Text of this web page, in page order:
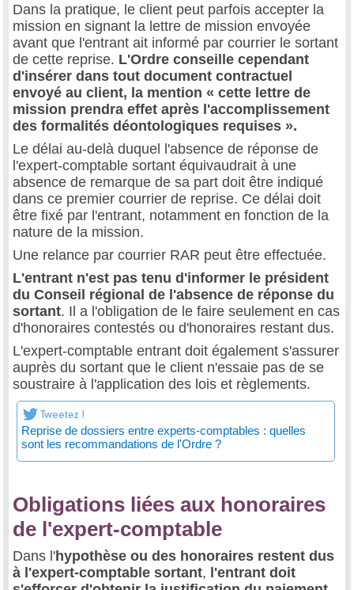
Dans la pratique, le client peut parfois accepter la
mission en signant la lettre de mission envoyée
avant que l'entrant ait informé par courrier le sortant
de cette reprise. L'Ordre conseille cependant
d'insérer dans tout document contractuel
envoyé au client, la mention « cette lettre de
mission prendra effet après l'accomplissement
des formalités déontologiques requises ».
Le délai au-delà duquel l'absence de réponse de
l'expert-comptable sortant équivaudrait à une
absence de remarque de sa part doit être indiqué
dans ce premier courrier de reprise. Ce délai doit
être fixé par l'entrant, notamment en fonction de la
nature de la mission.
Une relance par courrier RAR peut être effectuée.
L'entrant n'est pas tenu d'informer le président
du Conseil régional de l'absence de réponse du
sortant. Il a l'obligation de le faire seulement en cas
d'honoraires contestés ou d'honoraires restant dus.
L'expert-comptable entrant doit également s'assurer
auprès du sortant que le client n'essaie pas de se
soustraire à l'application des lois et règlements.
Reprise de dossiers entre experts-comptables : quelles
sont les recommandations de l'Ordre ?
Obligations liées aux honoraires
de l'expert-comptable
Dans l'hypothèse ou des honoraires restent dus
à l'expert-comptable sortant, l'entrant doit